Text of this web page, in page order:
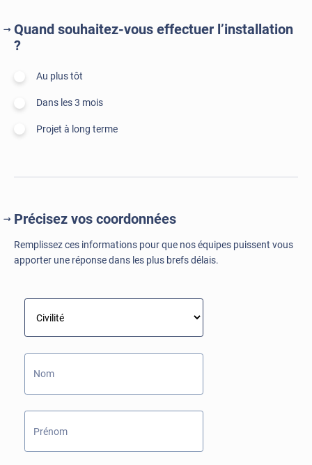
Quand souhaitez-vous effectuer l’installation
?
Au plus tôt
Dans les 3 mois
Projet à long terme
Précisez vos coordonnées
Remplissez ces informations pour que nos équipes puissent vous
apporter une réponse dans les plus brefs délais.